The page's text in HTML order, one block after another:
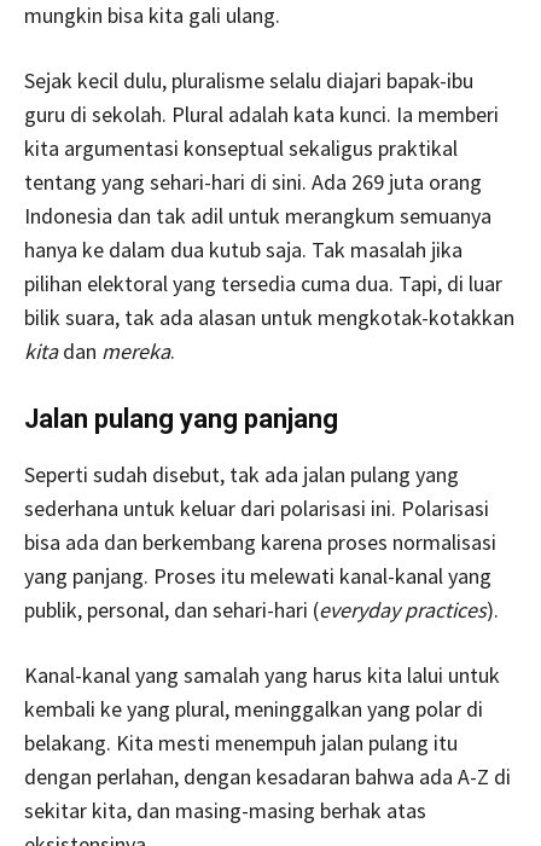
mungkin bisa kita gali ulang.
Sejak kecil dulu, pluralisme selalu diajari bapak-ibu
guru di sekolah. Plural adalah kata kunci. Ia memberi
kita argumentasi konseptual sekaligus praktikal
tentang yang sehari-hari di sini. Ada 269 juta orang
Indonesia dan tak adil untuk merangkum semuanya
hanya ke dalam dua kutub saja. Tak masalah jika
pilihan elektoral yang tersedia cuma dua. Tapi, di luar
bilik suara, tak ada alasan untuk mengkotak-kotakkan
kitadan mereka.
Jalan pulang yang panjang
Seperti sudah disebut, tak ada jalan pulang yang
sederhana untuk keluar dari polarisasi ini. Polarisasi
bisa ada dan berkembang karena proses normalisasi
yang panjang. Proses itu melewati kanal-kanal yang
publik, personal, dan sehari-hari (everyday practices).
Kanal-kanal yang samalah yang harus kita lalui untuk
kembali ke yang plural, meninggalkan yang polar di
belakang. Kita mesti menempuh jalan pulang itu
dengan perlahan, dengan kesadaran bahwa ada A-Z di
sekitar kita, dan masing-masing berhak atas